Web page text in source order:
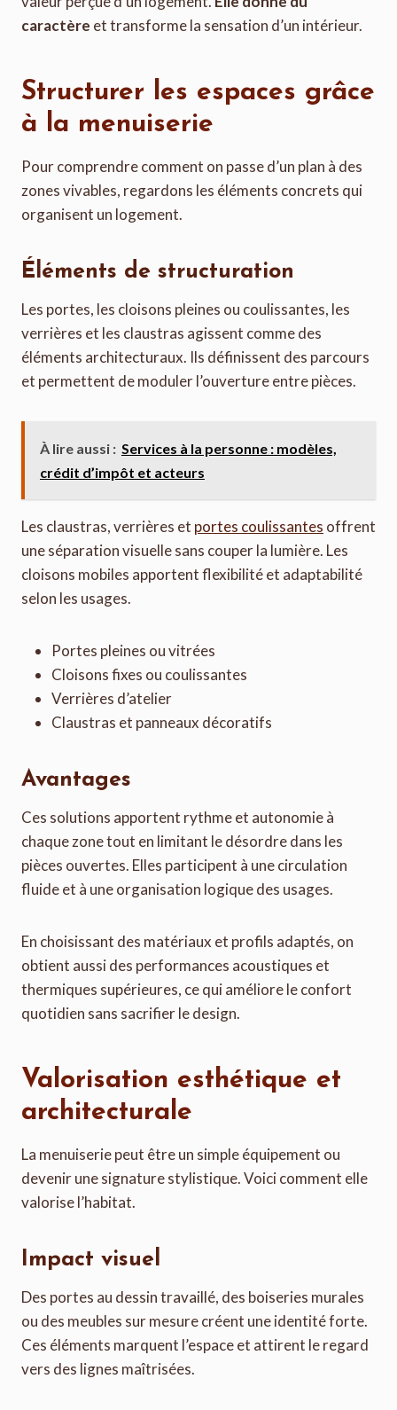
caractère et transforme la sensation d’un intérieur.
Structurer les espaces grâce
à la menuiserie
Pour comprendre comment on passe d’un plan à des
zones vivables, regardons les éléments concrets qui
organisent un logement.
Éléments de structuration
Les portes, les cloisons pleines ou coulissantes, les
verrières et les claustras agissent comme des
éléments architecturaux. Ils définissent des parcours
et permettent de moduler l’ouverture entre pièces.
À lire aussi : Services à la personne : modèles,
crédit d’impôt et acteurs
Les claustras, verrières et portes coulissantes offrent
une séparation visuelle sans couper la lumière. Les
cloisons mobiles apportent flexibilité et adaptabilité
selon les usages.
Portes pleines ou vitrées
Cloisons fixes ou coulissantes
Verrières d’atelier
Claustras et panneaux décoratifs
Avantages
Ces solutions apportent rythme et autonomie à
chaque zone tout en limitant le désordre dans les
pièces ouvertes. Elles participent à une circulation
fluide et à une organisation logique des usages.
En choisissant des matériaux et profils adaptés, on
obtient aussi des performances acoustiques et
thermiques supérieures, ce qui améliore le confort
quotidien sans sacrifier le design.
Valorisation esthétique et
architecturale
La menuiserie peut être un simple équipement ou
devenir une signature stylistique. Voici comment elle
valorise l’habitat.
Impact visuel
Des portes au dessin travaillé, des boiseries murales
ou des meubles sur mesure créent une identité forte.
Ces éléments marquent l’espace et attirent le regard
vers des lignes maîtrisées.